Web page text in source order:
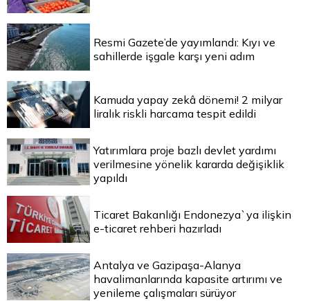
Resmi Gazete’de yayımlandı: Kıyı ve
sahillerde işgale karşı yeni adım
Kamuda yapay zekâ dönemi! 2 milyar
liralık riskli harcama tespit edildi
Yatırımlara proje bazlı devlet yardımı
verilmesine yönelik kararda değişiklik
yapıldı
Ticaret Bakanlığı Endonezya`ya ilişkin
e-ticaret rehberi hazırladı
Antalya ve Gazipaşa-Alanya
havalimanlarında kapasite artırımı ve
yenileme çalışmaları sürüyor